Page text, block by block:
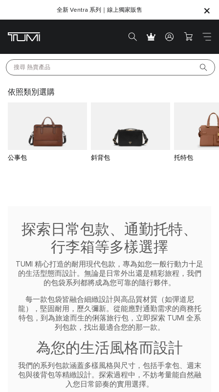
SHOP GIFTS
SHOP GIFTS
全新 Ventra 系列｜線上獨家販售
搜尋 熱賣產品
依照類別選購
公事包 斜背包 托特包
探索日常包款、通勤托特、
行李箱等多樣選擇
TUMI 精心打造的耐用現代包款，專為如您一般行動力十足
的生活型態而設計。無論是日常外出還是精彩旅程，我們
的包袋系列都將成為您可靠的隨行夥伴。
每一款包袋皆融合細緻設計與高品質材質（如彈道尼
龍），堅固耐用，歷久彌新。從能應對通勤需求的商務托
特包，到為旅途而生的俐落旅行包，立即探索 TUMI 全系
列包款，找出最適合您的那一款。
為您的生活風格而設計
我們的系列包款涵蓋多樣風格與尺寸，包括手拿包、週末
包與後背包等精緻設計。探索過程中，不妨考量能自然融
入您日常節奏的實用選擇。